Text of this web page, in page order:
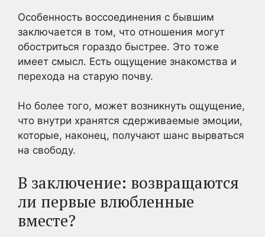
Особенность воссоединения с бывшим
заключается в том, что отношения могут
обостриться гораздо быстрее. Это тоже
имеет смысл. Есть ощущение знакомства и
перехода на старую почву.
Но более того, может возникнуть ощущение,
что внутри хранятся сдерживаемые эмоции,
которые, наконец, получают шанс вырваться
на свободу.
В заключение: возвращаются
ли первые влюбленные
вместе?